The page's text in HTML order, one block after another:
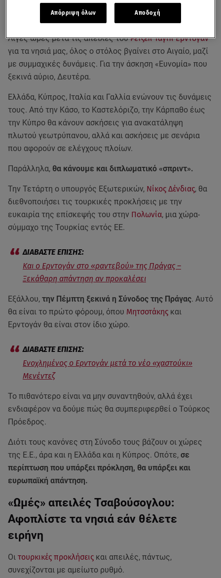
Μία ιδιαίτερα κρίσιμη εβδομάδα για ταελληνοτουρκικά
ξεκινά σε λίγες ώρες.
Λίγες ώρες μετά τις απειλές τουΡετζέπ Ταγίπ Ερντογάν
για τα νησιά μας, όλος ο στόλος βγαίνει στο Αιγαίο, μαζί
με συμμαχικές δυνάμεις. Για την άσκηση «Ευνομία» που
ξεκινά αύριο, Δευτέρα.
Ελλάδα, Κύπρος, Ιταλία και Γαλλία ενώνουν τις δυνάμεις
τους. Από την Κάσο, το Καστελόριζο, την Κάρπαθο έως
την Κύπρο θα κάνουν ασκήσεις για ανακατάληψη
πλωτού γεωτρύπανου, αλλά και ασκήσεις με σενάρια
που αφορούν σε ελέγχους πλοίων.
Παράλληλα, θα κάνουμε και διπλωματικό «σπριντ».
Την Τετάρτη ο υπουργός Εξωτερικών, Νίκος Δένδιας, θα
διεθνοποιήσει τις τουρκικές προκλήσεις με την
ευκαιρία της επίσκεψής του στην Πολωνία, μια χώρα-
σύμμαχο της Τουρκίας εντός ΕΕ.
Και ο Ερντογάν στο «ραντεβού» της Πράγας –
Ξεκάθαρη απάντηση αν προκαλέσει
Εξάλλου, την Πέμπτη ξεκινά η Σύνοδος της Πράγας. Αυτό
θα είναι το πρώτο φόρουμ, όπου Μητσοτάκης και
Ερντογάν θα είναι στον ίδιο χώρο.
Ενοχλημένος ο Ερντογάν μετά το νέο «χαστούκι»
Μενέντεζ
Το πιθανότερο είναι να μην συναντηθούν, αλλά έχει
ενδιαφέρον να δούμε πώς θα συμπεριφερθεί ο Τούρκος
Πρόεδρος.
Διότι τους κανόνες στη Σύνοδο τους βάζουν οι χώρες
της Ε.Ε., άρα και η Ελλάδα και η Κύπρος. Οπότε, σε
περίπτωση που υπάρξει πρόκληση, θα υπάρξει και
ευρωπαϊκή απάντηση.
«Ωμές» απειλές Τσαβούσογλου:
Αφοπλίστε τα νησιά εάν θέλετε
ειρήνη
Οι τουρκικές προκλήσεις και απειλές, πάντως,
συνεχίζονται με αμείωτο ρυθμό.
Απόρριψη όλων Αποδοχή